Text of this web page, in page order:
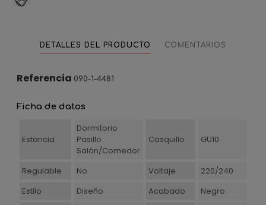
DETALLES DEL PRODUCTO COMENTARIOS
Referencia 090-1-4481
Ficha de datos
Estancia
Dormitorio
Pasillo
Salón/Comedor
Casquillo GU10
Regulable No Voltaje
220/240
Estilo
Diseño Acabado Negro